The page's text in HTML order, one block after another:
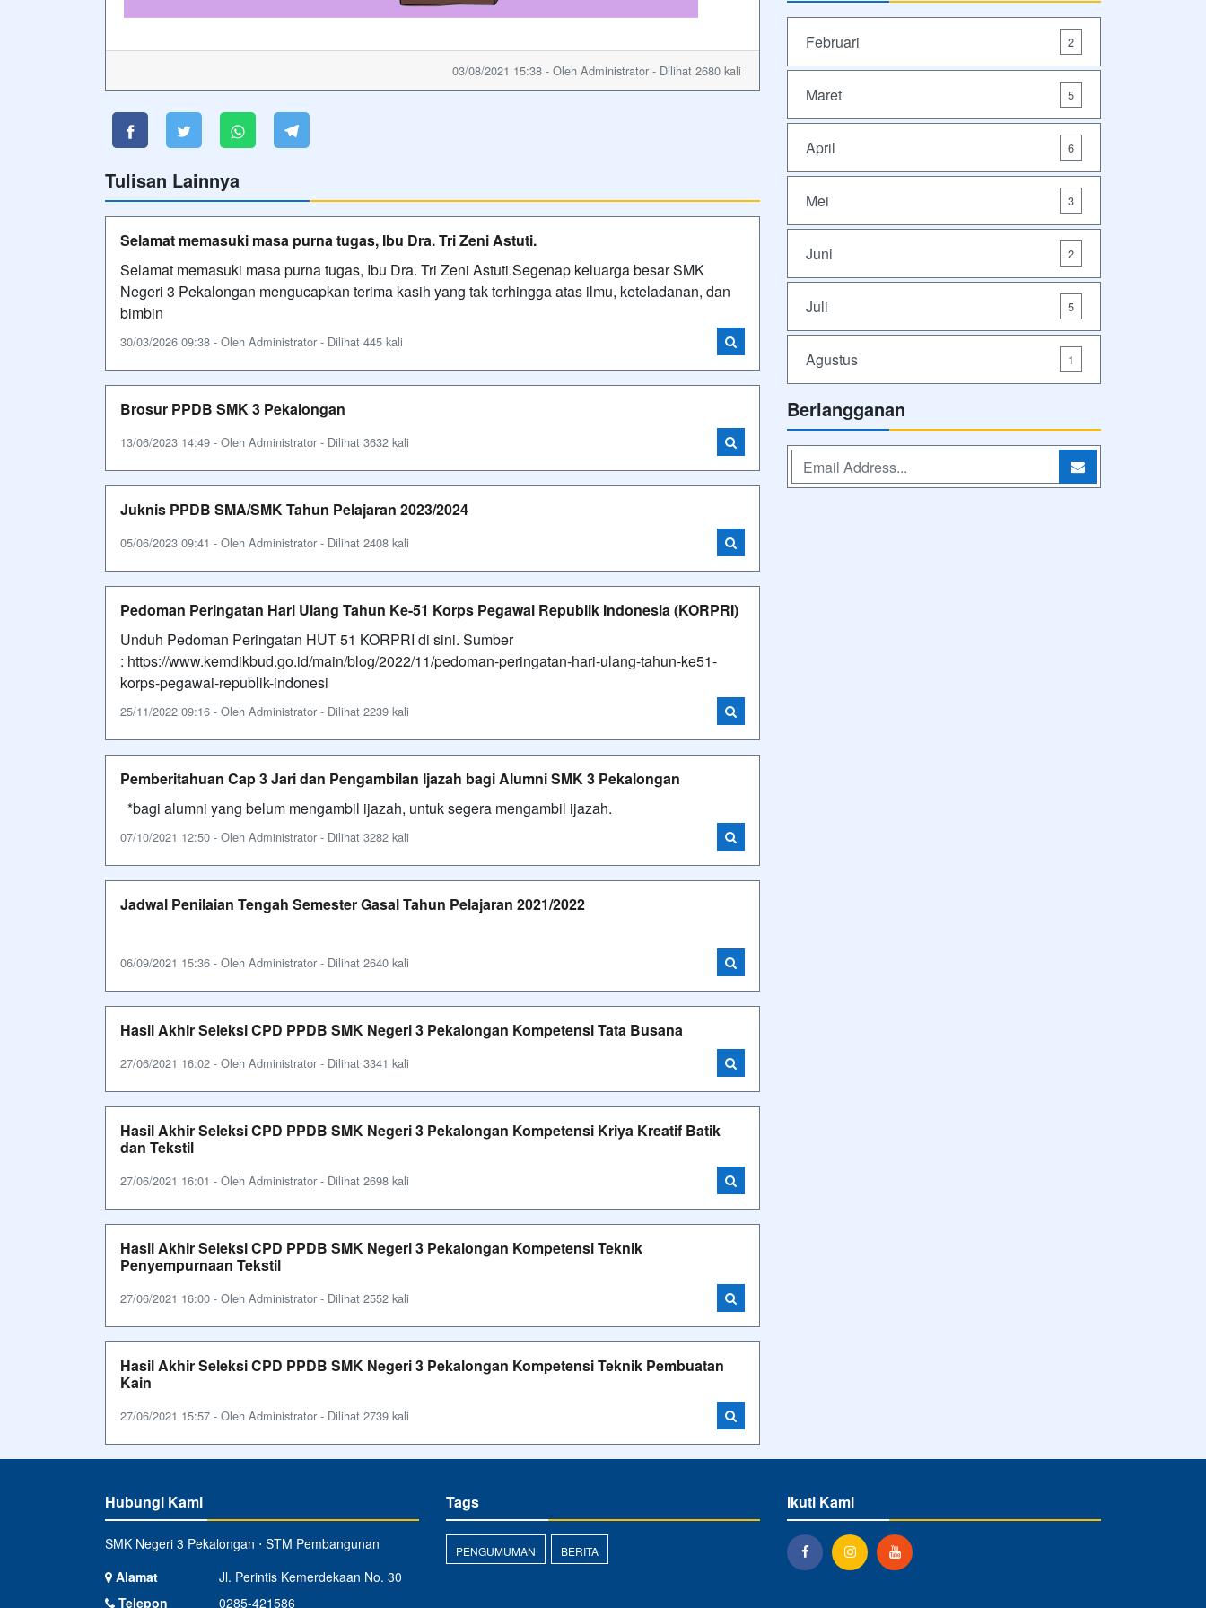
03/08/2021 15:38 - Oleh Administrator - Dilihat 2680 kali
Tulisan Lainnya
Selamat memasuki masa purna tugas, Ibu Dra. Tri Zeni Astuti.
Selamat memasuki masa purna tugas, Ibu Dra. Tri Zeni Astuti.Segenap keluarga besar SMK
Negeri 3 Pekalongan mengucapkan terima kasih yang tak terhingga atas ilmu, keteladanan, dan
bimbin
30/03/2026 09:38 - Oleh Administrator - Dilihat 445 kali
Brosur PPDB SMK 3 Pekalongan
13/06/2023 14:49 - Oleh Administrator - Dilihat 3632 kali
Juknis PPDB SMA/SMK Tahun Pelajaran 2023/2024
05/06/2023 09:41 - Oleh Administrator - Dilihat 2408 kali
Pedoman Peringatan Hari Ulang Tahun Ke-51 Korps Pegawai Republik Indonesia (KORPRI)
Unduh Pedoman Peringatan HUT 51 KORPRI di sini. Sumber
: https://www.kemdikbud.go.id/main/blog/2022/11/pedoman-peringatan-hari-ulang-tahun-ke51-
korps-pegawai-republik-indonesi
25/11/2022 09:16 - Oleh Administrator - Dilihat 2239 kali
Pemberitahuan Cap 3 Jari dan Pengambilan Ijazah bagi Alumni SMK 3 Pekalongan
*bagi alumni yang belum mengambil ijazah, untuk segera mengambil ijazah.
07/10/2021 12:50 - Oleh Administrator - Dilihat 3282 kali
Jadwal Penilaian Tengah Semester Gasal Tahun Pelajaran 2021/2022
06/09/2021 15:36 - Oleh Administrator - Dilihat 2640 kali
Hasil Akhir Seleksi CPD PPDB SMK Negeri 3 Pekalongan Kompetensi Tata Busana
27/06/2021 16:02 - Oleh Administrator - Dilihat 3341 kali
Hasil Akhir Seleksi CPD PPDB SMK Negeri 3 Pekalongan Kompetensi Kriya Kreatif Batik
dan Tekstil
27/06/2021 16:01 - Oleh Administrator - Dilihat 2698 kali
Hasil Akhir Seleksi CPD PPDB SMK Negeri 3 Pekalongan Kompetensi Teknik
Penyempurnaan Tekstil
27/06/2021 16:00 - Oleh Administrator - Dilihat 2552 kali
Hasil Akhir Seleksi CPD PPDB SMK Negeri 3 Pekalongan Kompetensi Teknik Pembuatan
Kain
27/06/2021 15:57 - Oleh Administrator - Dilihat 2739 kali
Februari 2
Maret 5
April 6
Mei 3
Juni 2
Juli 5
Agustus 1
Berlangganan
Hubungi Kami
SMK Negeri 3 Pekalongan ⋅ STM Pembangunan
Alamat
Jl. Perintis Kemerdekaan No. 30
Telepon
0285-421586
Tags
PENGUMUMAN BERITA
Ikuti Kami